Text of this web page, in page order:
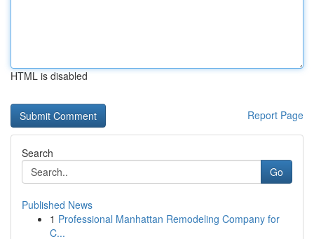
HTML is disabled
Report Page
Search
Go
Published News
1 Professional Manhattan Remodeling Company for
C...